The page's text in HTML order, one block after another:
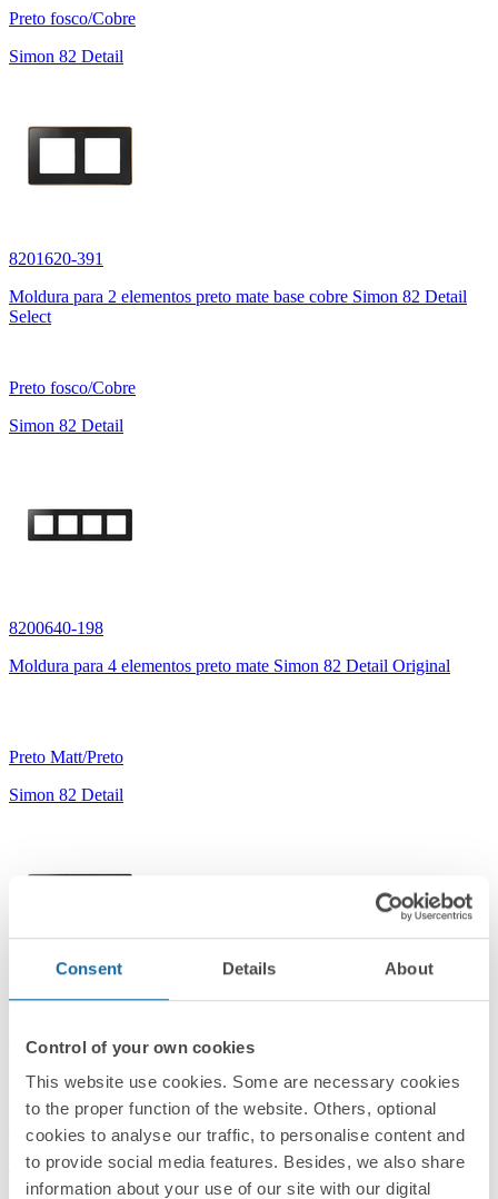
Consent Details About
Control of your own cookies
This website use cookies. Some are necessary cookies
to the proper function of the website. Others, optional
cookies to analyse our traffic, to personalise content and
to provide social media features. Besides, we also share
information about your use of our site with our digital
Preto fosco/Cobre
Simon 82 Detail
8201620-391
Moldura para 2 elementos preto mate base cobre Simon 82 Detail
Select
Preto fosco/Cobre
Simon 82 Detail
8200640-198
Moldura para 4 elementos preto mate Simon 82 Detail Original
Preto Matt/Preto
Simon 82 Detail
8200630-198
Preto Matt/Preto
Simon 82 Detail